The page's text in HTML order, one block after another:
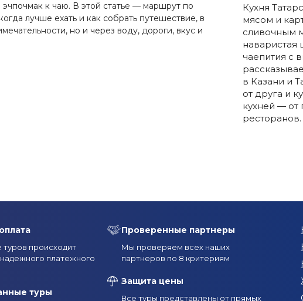
эчпочмак к чаю. В этой статье — маршрут по
лучше ехать и как собрать путешествие, в
но и через воду, дороги, вкус и
Кухня
мясом и
сливочным
наваристая
чаепития с
в Казани и
от друга и
кухней —
ресторанов.
происходит
платежного
туры
Проверенные партнеры
Мы проверяем всех наших
партнеров по 8 критериям
Защита цены
Все туры представлены от прямых